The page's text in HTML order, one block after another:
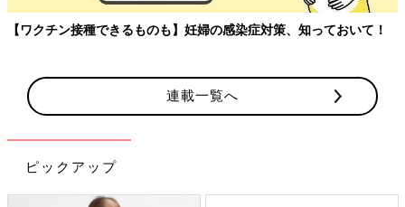
【ワクチン接種できるものも】妊婦の感染症対策、知っておいて！
連載一覧へ
ピックアップ